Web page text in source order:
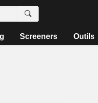
Screeners Outils